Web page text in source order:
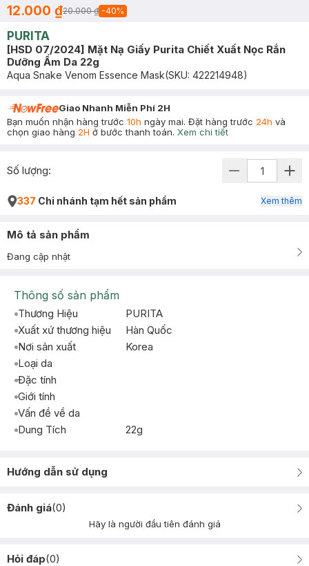
12.000 ₫20.000 ₫ -40%
PURITA
[HSD 07/2024] Mặt Nạ Giấy Purita Chiết Xuất Nọc Rắn
Dưỡng Ẩm Da 22g
Aqua Snake Venom Essence Mask(SKU: 422214948)
Giao Nhanh Miễn Phí 2H
Bạn muốn nhận hàng trước 10h ngày mai. Đặt hàng trước 24h và
chọn giao hàng 2H ở bước thanh toán. Xem chi tiết
Số lượng:
337 Chi nhánh tạm hết sản phẩm Xem thêm
Mô tả sản phẩm
Đang cập nhật
Thông số sản phẩm
Thương Hiệu
PURITA
Xuất xứ thương hiệu
Hàn Quốc
Nơi sản xuất
Korea
Loại da
Đặc tính
Giới tính
Vấn đề về da
Dung Tích
22g
Hướng dẫn sử dụng
Đánh giá(0)
Hãy là người đầu tiên đánh giá
Hỏi đáp(0)